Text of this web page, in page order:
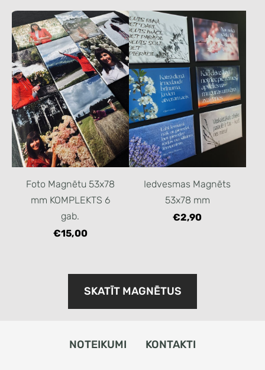
Foto Magnētu 53x78
mm KOMPLEKTS 6
gab.
€15,00
Iedvesmas Magnēts
53x78 mm
€2,90
​SKATĪT MAGNĒTUS​
NOTEIKUMI KONTAKTI